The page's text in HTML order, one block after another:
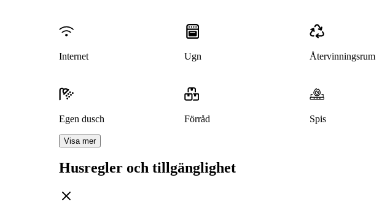
Internet Ugn Återvinningsrum
Egen dusch Förråd Spis
Visa mer
Husregler och tillgänglighet